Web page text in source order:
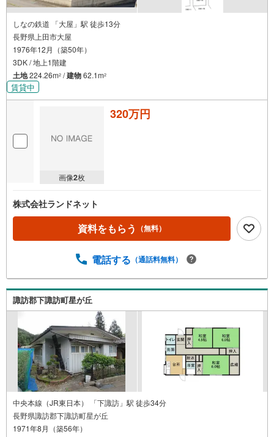
しなの鉄道 「大屋」駅 徒歩13分
長野県上田市大屋
1976年12月（築50年）
3DK / 地上1階建
土地224.26m2 /建物62.1m2
賃貸中
画像2枚
320万円
株式会社ランドネット
資料をもらう （無料）
電話する （通話料無料）
諏訪郡下諏訪町星が丘
中央本線（JR東日本） 「下諏訪」駅 徒歩34分
長野県諏訪郡下諏訪町星が丘
1971年8月（築56年）